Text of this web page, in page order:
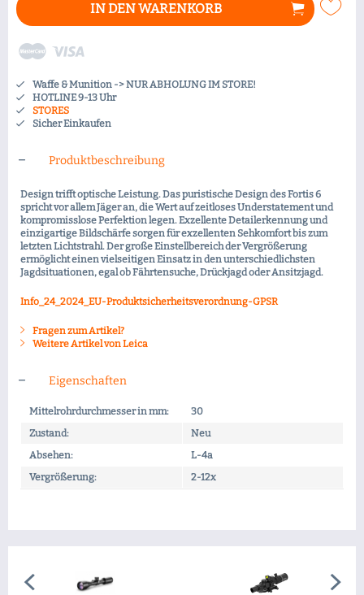
IN DENWARENKORB
Waffe & Munition -> NUR ABHOLUNG IM STORE!
HOTLINE 9-13 Uhr
STORES
Sicher Einkaufen
Produktbeschreibung
Design trifft optische Leistung. Das puristische Design des Fortis 6
spricht vor allem Jäger an, die Wert auf zeitloses Understatement und
kompromisslose Perfektion legen. Exzellente Detailerkennung und
einzigartige Bildschärfe sorgen für exzellenten Sehkomfort bis zum
letzten Lichtstrahl. Der große Einstellbereich der Vergrößerung
ermöglicht einen vielseitigen Einsatz in den unterschiedlichsten
Jagdsituationen, egal ob Fährtensuche, Drückjagd oder Ansitzjagd.
Info_24_2024_EU-Produktsicherheitsverordnung-GPSR
Fragen zum Artikel?
Weitere Artikel von Leica
Eigenschaften
Mittelrohrdurchmesser in mm:
30
Zustand:
Neu
Absehen:
L-4a
Vergrößerung:
2-12x